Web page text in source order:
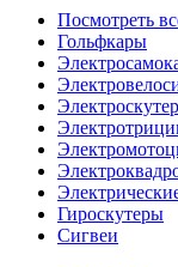
Посмотреть
Гольфкары
Гироскутеры
Сигвеи